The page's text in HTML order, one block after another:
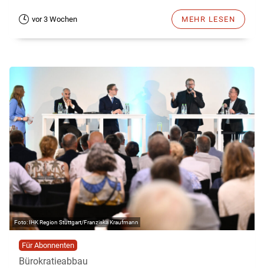
vor 3 Wochen MEHR LESEN
IHK Region Stuttgart/Franziska Kraufmann
Für Abonnenten
Bürokratieabbau